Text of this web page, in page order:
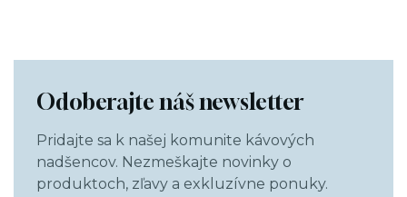
Odoberajte náš newsletter
Pridajte sa k našej komunite kávových
nadšencov. Nezmeškajte novinky o
produktoch, zľavy a exkluzívne ponuky.